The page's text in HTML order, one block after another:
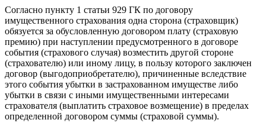
Согласно пункту 1 статьи 929 ГК по договору
имущественного страхования одна сторона (страховщик)
обязуется за обусловленную договором плату (страховую
премию) при наступлении предусмотренного в договоре
события (страхового случая) возместить другой стороне
(страхователю) или иному лицу, в пользу которого заключен
договор (выгодоприобретателю), причиненные вследствие
этого события убытки в застрахованном имуществе либо
убытки в связи с иными имущественными интересами
страхователя (выплатить страховое возмещение) в пределах
определенной договором суммы (страховой суммы).